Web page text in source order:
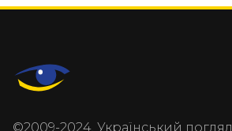
©2009-2024, Український погляд.